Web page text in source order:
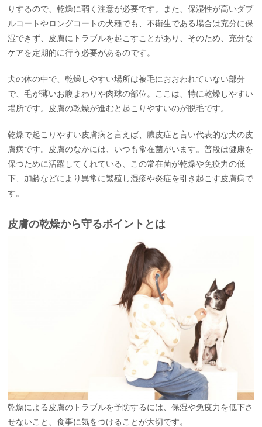
りするので、乾燥に弱く注意が必要です。また、保湿性が高いダブ
ルコートやロングコートの犬種でも、不衛生である場合は充分に保
湿できず、皮膚にトラブルを起こすことがあり、そのため、充分な
ケアを定期的に行う必要があるのです。
犬の体の中で、乾燥しやすい場所は被毛におおわれていない部分
で、毛が薄いお腹まわりや肉球の部位。ここは、特に乾燥しやすい
場所です。皮膚の乾燥が進むと起こりやすいのが脱毛です。
乾燥で起こりやすい皮膚病と言えば、膿皮症と言い代表的な犬の皮
膚病です。皮膚のなかには、いつも常在菌がいます。普段は健康を
保つために活躍してくれている、この常在菌が乾燥や免疫力の低
下、加齢などにより異常に繁殖し湿疹や炎症を引き起こす皮膚病で
す。
皮膚の乾燥から守るポイントとは
乾燥による皮膚のトラブルを予防するには、保湿や免疫力を低下さ
せないこと、食事に気をつけることが大切です。